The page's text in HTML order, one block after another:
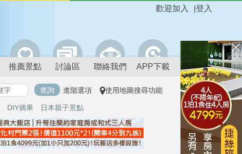
登入
歡迎加入
推薦景點 討論區 聯絡我們 APP下載
進階選項 使用地圖搜尋功能
DIY摘果 日本親子景點